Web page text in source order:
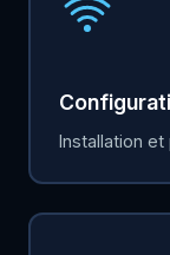
Installation